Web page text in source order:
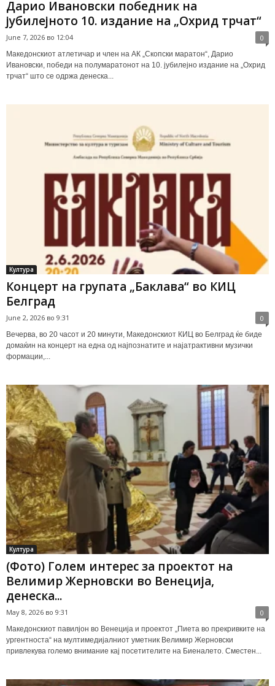
Дарио Ивановски победник на
јубилејното 10. издание на „Охрид трчат“
June 7, 2026 во 12:04 0
Македонскиот атлетичар и член на АК „Скопски маратон“, Дарио
Ивановски, победи на полумаратонот на 10. јубилејно издание на „Охрид
трчат“ што се одржа денеска...
Култура
Концерт на групата „Баклава“ во КИЦ
Белград
June 2, 2026 во 9:31 0
Вечерва, во 20 часот и 20 минути, Македонскиот КИЦ во Белград ќе биде
домаќин на концерт на една од најпознатите и најатрактивни музички
формации,...
Култура
(Фото) Голем интерес за проeктот на
Велимир Жерновски во Венеција,
денеска...
May 8, 2026 во 9:31 0
Македонскиот павилјон во Венеција и проектот „Пиета во прекривките на
ургентноста“ на мултимедијалниот уметник Велимир Жерновски
привлекува големо внимание кај посетителите на Биеналето. Сместен...